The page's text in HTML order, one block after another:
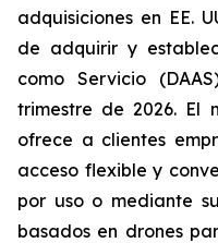
adquisiciones en EE.
de adquirir y
como Servicio
trimestre de 2026. El
ofrece a clientes
acceso flexible y
por uso o mediante
basados en drones